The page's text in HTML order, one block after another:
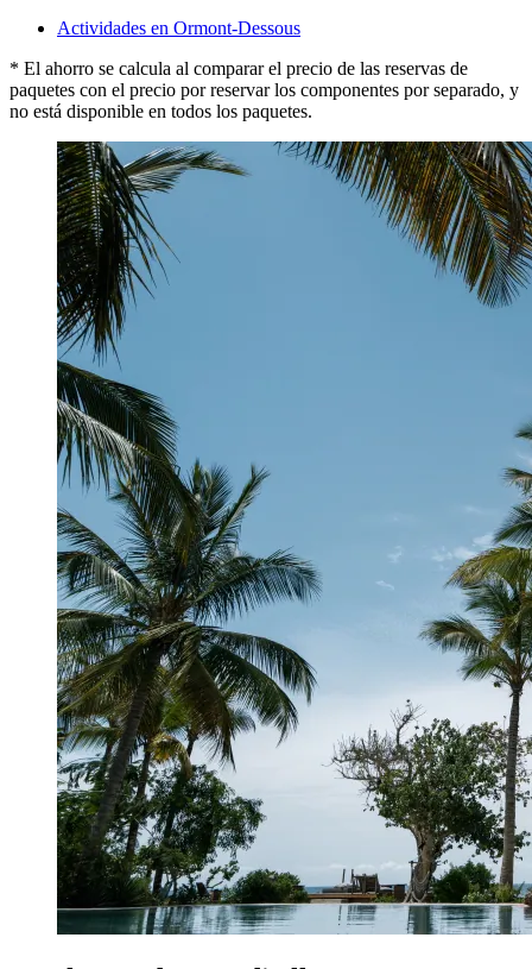
Actividades en Ormont-Dessous
* El ahorro se calcula al comparar el precio de las reservas de
paquetes con el precio por reservar los componentes por separado, y
no está disponible en todos los paquetes.